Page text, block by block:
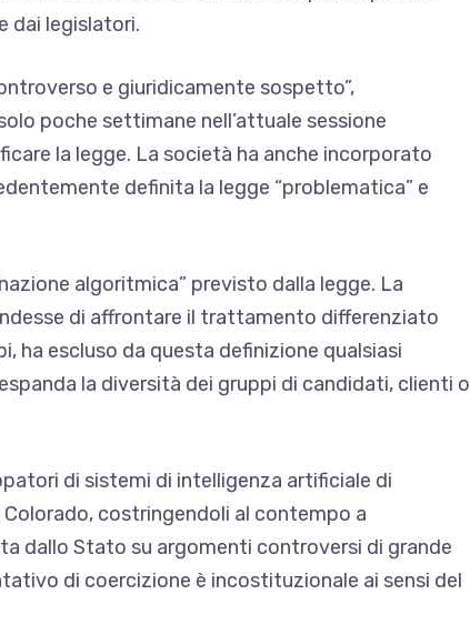
dai legislatori.
e giuridicamente sospetto”,
poche settimane nell’attuale sessione
la legge. La società ha anche incorporato
definita la legge “problematica” e
algoritmica” previsto dalla legge. La
di affrontare il trattamento differenziato
ha escluso da questa definizione qualsiasi
la diversità dei gruppi di candidati, clienti o
di sistemi di intelligenza artificiale di
costringendoli al contempo a
dallo Stato su argomenti controversi di grande
di coercizione è incostituzionale ai sensi del